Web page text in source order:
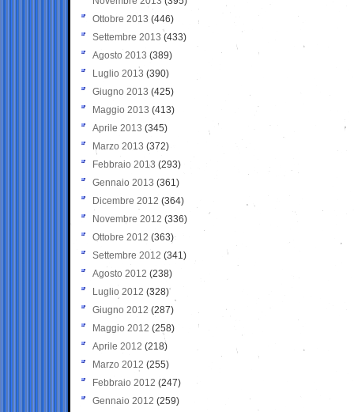
Ottobre 2013 (446)
Settembre 2013 (433)
Agosto 2013 (389)
Luglio 2013 (390)
Giugno 2013 (425)
Maggio 2013 (413)
Aprile 2013 (345)
Marzo 2013 (372)
Febbraio 2013 (293)
Gennaio 2013 (361)
Dicembre 2012 (364)
Novembre 2012 (336)
Ottobre 2012 (363)
Settembre 2012 (341)
Agosto 2012 (238)
Luglio 2012 (328)
Giugno 2012 (287)
Maggio 2012 (258)
Aprile 2012 (218)
Marzo 2012 (255)
Febbraio 2012 (247)
Gennaio 2012 (259)